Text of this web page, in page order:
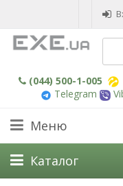
(044) 500-1-005
Telegram
Меню
Каталог